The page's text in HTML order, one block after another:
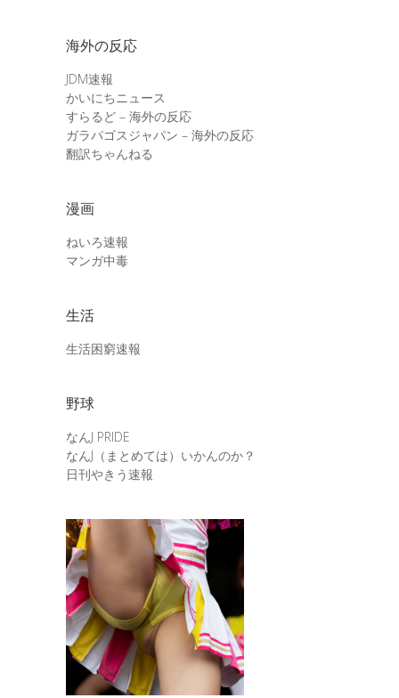
海外の反応
JDM速報
かいにちニュース
すらるど – 海外の反応
ガラパゴスジャパン – 海外の反応
翻訳ちゃんねる
漫画
ねいろ速報
マンガ中毒
生活
生活困窮速報
野球
なんJ PRIDE
なんJ（まとめては）いかんのか？
日刊やきう速報